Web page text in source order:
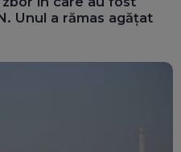
Unul a rămas agățat